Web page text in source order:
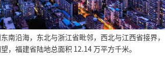
沿海，东北与浙江省毗邻，西北与江西省接界，
，福建省陆地总面积 12.14 万平方千米。